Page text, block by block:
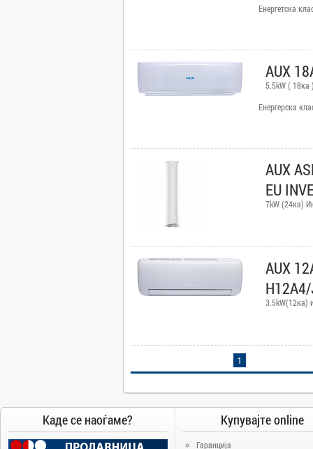
DeepCool
Dell
Енергетска
AUX
5.5kW ( 18ка
Eнергерска
AUX
EU
7kW (24ка)
AUX
3.5kW(12ка)
1
Каде се наоѓаме? Купувајте online
Гаранција